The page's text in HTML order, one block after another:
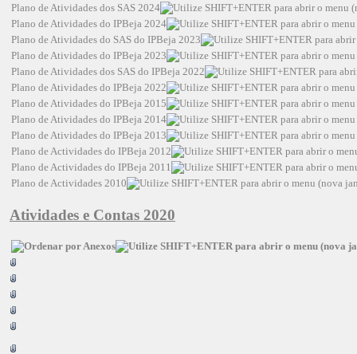
Plano de Atividades dos SAS 2024
Plano de Atividades do IPBeja 2024
Plano de Atividades do SAS do IPBeja 2023
Plano de Atividades do IPBeja 2023
Plano de Atividades dos SAS do IPBeja 2022
Plano de Atividades do IPBeja 2022
Plano de Atividades do IPBeja 2015
Plano de Atividades do IPBeja 2014
Plano de Atividades do IPBeja 2013
Plano de Actividades do IPBeja 2012
Plano de Actividades do IPBeja 2011
Plano de Actividades 2010
Atividades e Contas 2020